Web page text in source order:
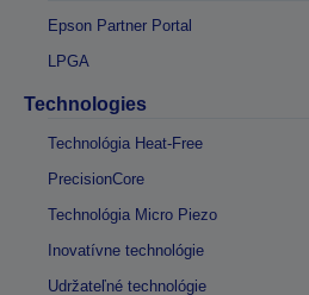
Epson Partner Portal
LPGA
Technologies
Technológia Heat-Free
PrecisionCore
Technológia Micro Piezo
Inovatívne technológie
Udržateľné technológie